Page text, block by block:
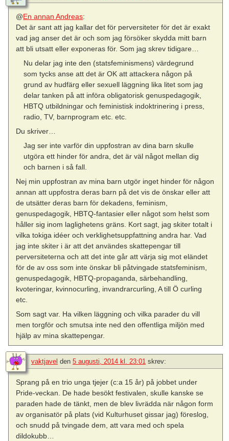
@En annan Andreas:
Det är sant att jag kallar det för perversiteter för det är exakt
vad jag anser det är och som jag försöker skydda mitt barn
att bli utsatt eller exponeras för. Som jag skrev tidigare…
Nu delar jag inte den (statsfeminismens) värdegrund
som tycks anse att det är OK att attackera någon på
grund av hudfärg eller sexuell läggning lika litet som jag
delar tanken på att införa obligatorisk genuspedagogik,
HBTQ utbildningar och feministisk indoktrinering i press,
radio, TV, barnprogram etc. etc.
Du skriver…
Jag ser inte varför din uppfostran av dina barn skulle
utgöra ett hinder för andra, det är väl något mellan dig
och barnen i så fall.
Nej min uppfostran av mina barn utgör inget hinder för någon
annan att uppfostra deras barn på det vis de önskar eller att
de utsätter deras barn för dekadens, feminism,
genuspedagogik, HBTQ-fantasier eller något som helst som
håller sig inom laglighetens gräns. Kort sagt, jag skiter totalt i
vilka tokiga idéer och verklighetsuppfattning andra har. Vad
jag inte skiter i är att det användes skattepengar till
perversiteterna och att det inte går att värja sig mot eländet
för de av oss som inte önskar bli påtvingade statsfeminism,
genuspedagogik, HBTQ-propaganda, särbehandling,
kvoteringar, kvinnocurling, invandrarcurling, A till Ö curling
etc.
Som sagt var. Ha vilken läggning och vilka parader du vill
men torgför och smutsa inte ned den offentliga miljön med
hjälp av mina skattepengar.
vaktjavel den 5 augusti, 2014 kl. 23:01 skrev:
Sprang på en trio unga tjejer (c:a 15 år) på jobbet under
Pride-veckan. De hade besökt festivalen, skulle kanske se
paraden hade de tänkt, men de blev livrädda när någon form
av organisatör på plats (vid Kulturhuset gissar jag) föreslog,
och snudd på tvingade dem, att vara med och spela
dildokubb…